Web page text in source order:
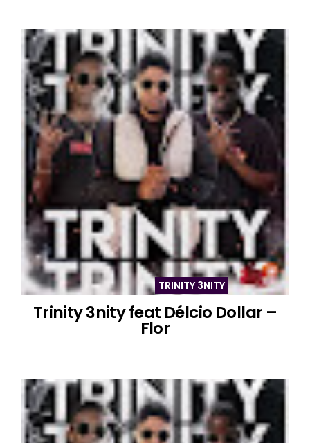
TRINITY 3NITY
Trinity 3nity feat Délcio Dollar –
Flor